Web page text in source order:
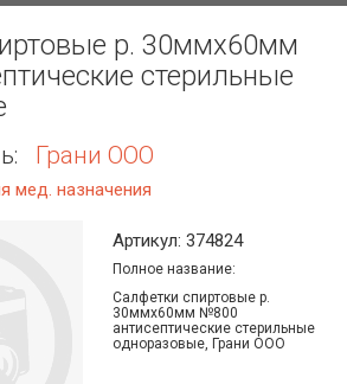
р. 30ммх60мм
стерильные
Грани ООО
мед. назначения
Артикул: 374824
Полное название:
Салфетки спиртовые р.
30ммх60мм №800
антисептические стерильные
одноразовые, Грани ООО